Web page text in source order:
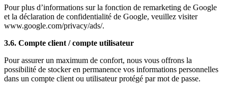
Pour plus d’informations sur la fonction de remarketing de Google
et la déclaration de confidentialité de Google, veuillez visiter
www.google.com/privacy/ads/.
3.6. Compte client / compte utilisateur
Pour assurer un maximum de confort, nous vous offrons la
possibilité de stocker en permanence vos informations personnelles
dans un compte client ou utilisateur protégé par mot de passe.